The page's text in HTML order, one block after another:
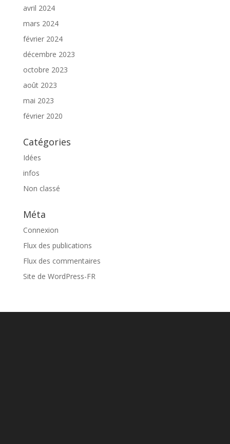
avril 2024
mars 2024
février 2024
décembre 2023
octobre 2023
août 2023
mai 2023
février 2020
Catégories
Idées
infos
Non classé
Méta
Connexion
Flux des publications
Flux des commentaires
Site de WordPress-FR